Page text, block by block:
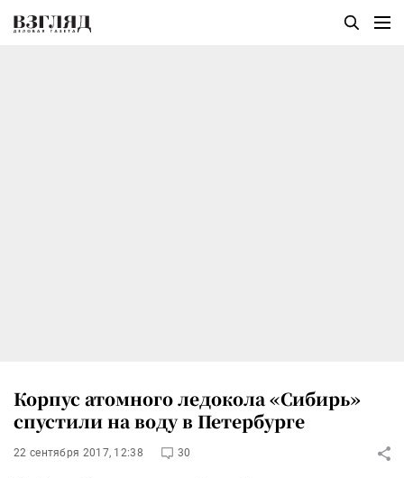
Корпус атомного ледокола «Сибирь»
спустили на воду в Петербурге
22 сентября 2017, 12:38 30